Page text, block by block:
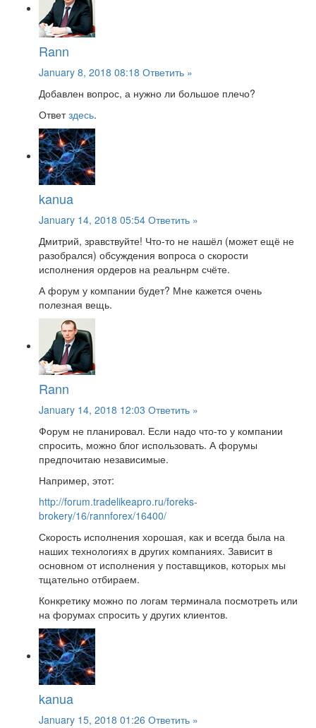
Rann
January 8, 2018 08:18 Ответить »
Добавлен вопрос, а нужно ли большое плечо?
Ответздесь.
kanua
January 14, 2018 05:54 Ответить »
Дмитрий, зравствуйте! Что-то не нашёл (может ещё не
разобрался) обсуждения вопроса о скорости
исполнения ордеров на реальнрм счёте.
А форум у компании будет? Мне кажется очень
полезная вещь.
Rann
January 14, 2018 12:03 Ответить »
Форум не планировал. Если надо что-то у компании
спросить, можно блог использовать. А форумы
предпочитаю независимые.
Например, этот:
http://forum.tradelikeapro.ru/foreks-
brokery/16/rannforex/16400/
Скорость исполнения хорошая, как и всегда была на
наших технологиях в других компаниях. Зависит в
основном от исполнения у поставщиков, которых мы
тщательно отбираем.
Конкретику можно по логам терминала посмотреть или
на форумах спросить у других клиентов.
kanua
January 15, 2018 01:26 Ответить »